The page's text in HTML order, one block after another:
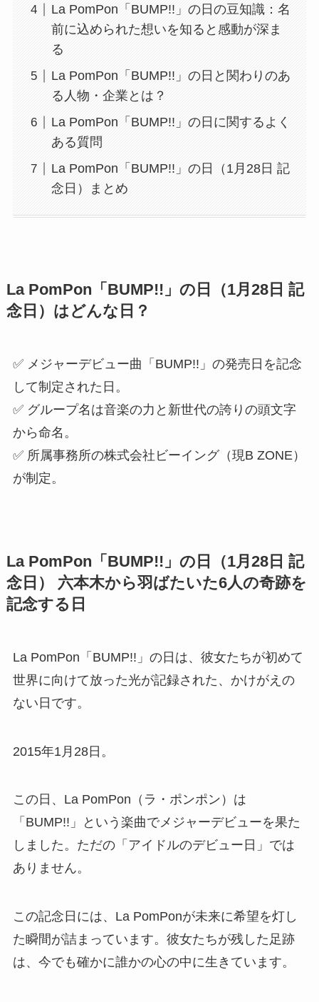
Index
La PomPon「BUMP!!」の日（1月28日 記
La PomPon「BUMP!!」の日（1月28日 記
念日） 六本木から羽ばたいた6人の奇跡を
La PomPon「BUMP!!」の日の由来とは？
6人のはじまりを刻んだ大切な日
る人物・企業とは？
La PomPon「BUMP!!」の日に関するよく
ある質問
念日）まとめ
La PomPon「BUMP!!」の日（1月28日 記
✅ メジャーデビュー曲「BUMP!!」の発売日を記念
して制定された日。
✅ グループ名は音楽の力と新世代の誇りの頭文字
✅ 所属事務所の株式会社ビーイング（現B ZONE）
が制定。